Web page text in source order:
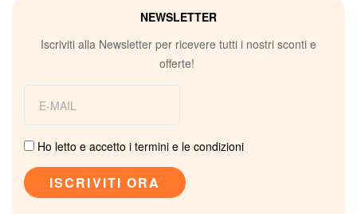
NEWSLETTER
Iscriviti alla Newsletter per ricevere tutti i nostri sconti e
offerte!
Ho letto e accetto i termini e le condizioni